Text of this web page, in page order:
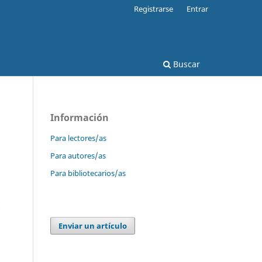
Buscar
Registrarse Entrar
Información
Para lectores/as
Para autores/as
Para bibliotecarios/as
Enviar un artículo